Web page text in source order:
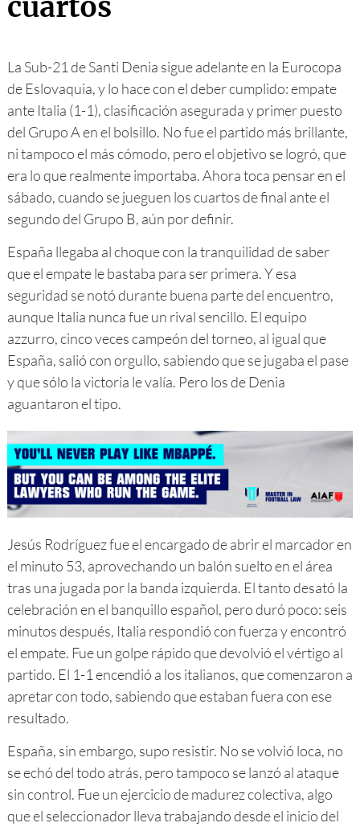
cuartos
La Sub-21 de Santi Denia sigue adelante en la Eurocopa
de Eslovaquia, y lo hace con el deber cumplido: empate
ante Italia (1-1), clasificación asegurada y primer puesto
del Grupo A en el bolsillo. No fue el partido más brillante,
ni tampoco el más cómodo, pero el objetivo se logró, que
era lo que realmente importaba. Ahora toca pensar en el
sábado, cuando se jueguen los cuartos de final ante el
segundo del Grupo B, aún por definir.
España llegaba al choque con la tranquilidad de saber
que el empate le bastaba para ser primera. Y esa
seguridad se notó durante buena parte del encuentro,
aunque Italia nunca fue un rival sencillo. El equipo
azzurro, cinco veces campeón del torneo, al igual que
España, salió con orgullo, sabiendo que se jugaba el pase
y que sólo la victoria le valía. Pero los de Denia
aguantaron el tipo.
Jesús Rodríguez fue el encargado de abrir el marcador en
el minuto 53, aprovechando un balón suelto en el área
tras una jugada por la banda izquierda. El tanto desató la
celebración en el banquillo español, pero duró poco: seis
minutos después, Italia respondió con fuerza y encontró
el empate. Fue un golpe rápido que devolvió el vértigo al
partido. El 1-1 encendió a los italianos, que comenzaron a
apretar con todo, sabiendo que estaban fuera con ese
resultado.
España, sin embargo, supo resistir. No se volvió loca, no
se echó del todo atrás, pero tampoco se lanzó al ataque
sin control. Fue un ejercicio de madurez colectiva, algo
que el seleccionador lleva trabajando desde el inicio del